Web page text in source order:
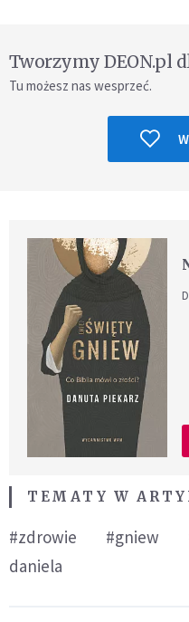
Tworzymy DEON.pl
Tu możesz nas wesprzeć.
TEMATY W
#zdrowie #gniew
daniela